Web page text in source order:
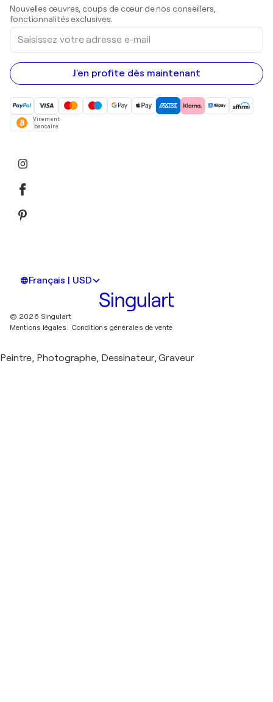
Peintures acryliques
Nouvelles œuvres, coups de cœur de nos conseillers,
fonctionnalités exclusives.
Saisissez
votre
adresse
e-
mail
J'en profite dès maintenant
Virement
bancaire
Français | USD
© 2026 Singulart
Mentions légales.
Conditions générales de vente
Peintre, Photographe, Dessinateur, Graveur